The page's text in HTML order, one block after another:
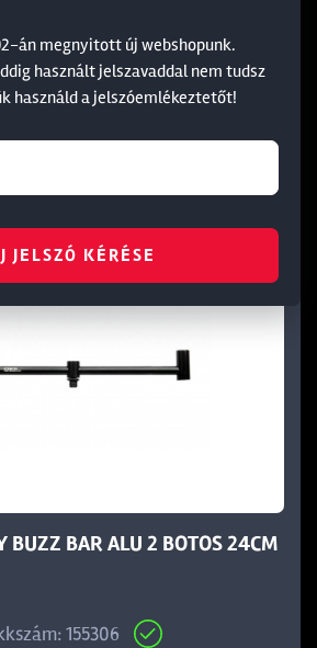
BUZZ BAR ALU 2 BOTOS 24CM
155306
án megnyitott új webshopunk.
használt jelszavaddal nem tudsz
használd a jelszóemlékeztetőt!
JELSZÓ KÉRÉSE